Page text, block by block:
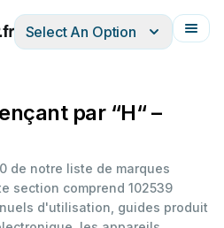
ItalianoFrançais
Select An Option
par “H“ –
de notre liste de marques
section comprend 102539
d'utilisation, guides produit